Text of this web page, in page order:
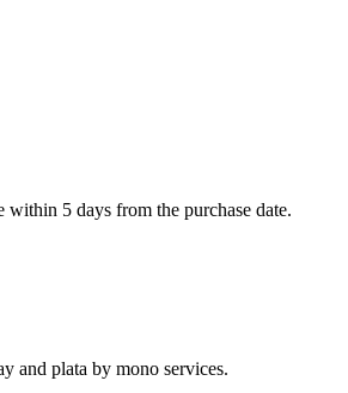
5 days from the purchase date.
and plata by mono services.